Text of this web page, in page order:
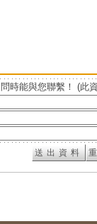
時能與您聯繫！ (此